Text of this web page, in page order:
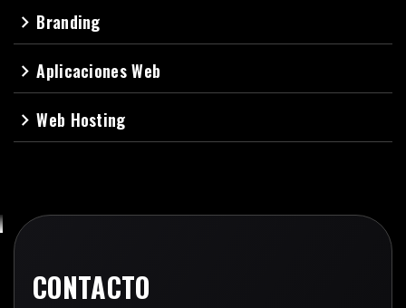
navigate_next Branding
navigate_nextAplicaciones Web
navigate_nextWeb Hosting
CONTACTO